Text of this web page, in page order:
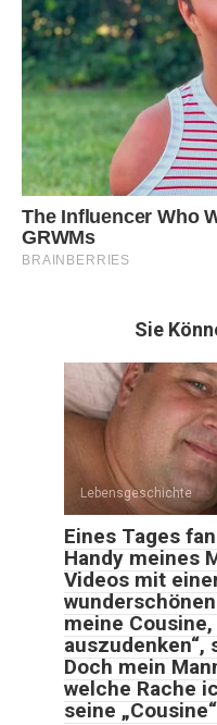
Sie
Lebensgeschichte
Eines Tages
Handy meines
Videos mit
meine
auszudenken“,
Doch mein
welche Rache
seine